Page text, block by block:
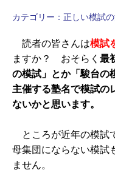
新・主宰のブログ
私立中高リンク集
プライバシーポリシー
カテゴリー： 正しい模試
読者の皆さんは模試
ますか？ おそらく 最
の模試」とか「駿台の
主催する塾名で模試の
ないかと思います。
ところが近年の模試
母集団にならない模試
ません。